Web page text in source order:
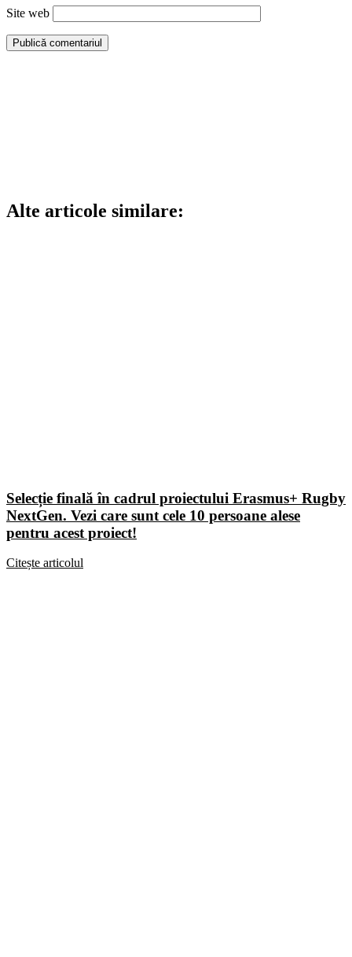
Site web
Alte articole similare:
Selecție finală în cadrul proiectului Erasmus+ Rugby
NextGen. Vezi care sunt cele 10 persoane alese
pentru acest proiect!
Citește articolul